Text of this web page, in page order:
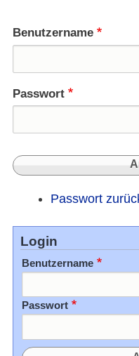
Benutzername
Passwort
Passwort
Login
Benutzername
Passwort